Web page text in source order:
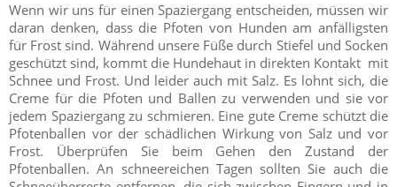
Wenn wir uns für einen Spaziergang entscheiden, müssen wir
daran denken, dass die Pfoten von Hunden am anfälligsten
für Frost sind. Während unsere Füße durch Stiefel und Socken
geschützt sind, kommt die Hundehaut in direkten Kontakt mit
Schnee und Frost. Und leider auch mit Salz. Es lohnt sich, die
Creme für die Pfoten und Ballen zu verwenden und sie vor
jedem Spaziergang zu schmieren. Eine gute Creme schützt die
Pfotenballen vor der schädlichen Wirkung von Salz und vor
Frost. Überprüfen Sie beim Gehen den Zustand der
Pfotenballen. An schneereichen Tagen sollten Sie auch die